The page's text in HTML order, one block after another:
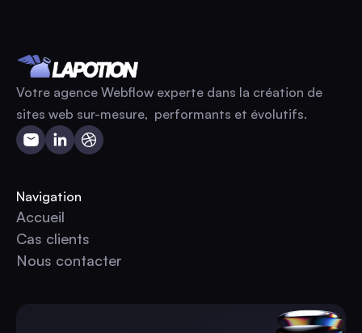
Votre agence Webflow experte dans la création de
sites web sur-mesure, performants et évolutifs.
Navigation
Accueil
Accueil
Cas clients
Cas clients
Nous contacter